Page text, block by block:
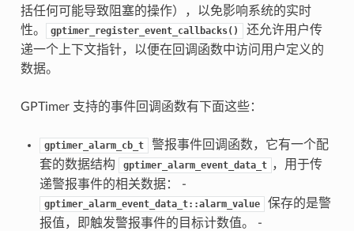
括任何可能导致阻塞的操作），以免影响系统的实时
性。
gptimer_register_event_callbacks()
还允许用户传
递一个上下文指针，以便在回调函数中访问用户定义的
数据。
GPTimer 支持的事件回调函数有下面这些：
gptimer_alarm_cb_t
警报事件回调函数，它有一个配
套的数据结构
gptimer_alarm_event_data_t ，用于传
递警报事件的相关数据： -
gptimer_alarm_event_data_t::alarm_value
保存的是警
报值，即触发警报事件的目标计数值。 -